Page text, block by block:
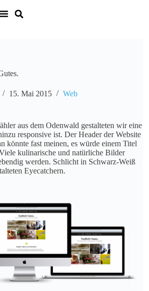
15. Mai 2015 Web
aus dem Odenwald gestalteten wir eine
responsive ist. Der Header der Website
könnte fast meinen, es würde einem Titel
kulinarische und natürliche Bilder
werden. Schlicht in Schwarz-Weiß
Eyecatchern.